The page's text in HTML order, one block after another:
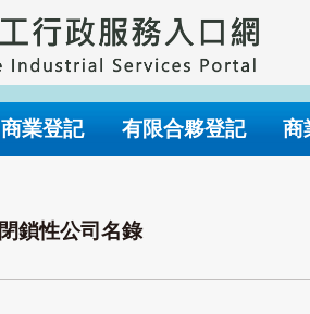
商業登記 有限合夥登記 商
閉鎖性公司名錄